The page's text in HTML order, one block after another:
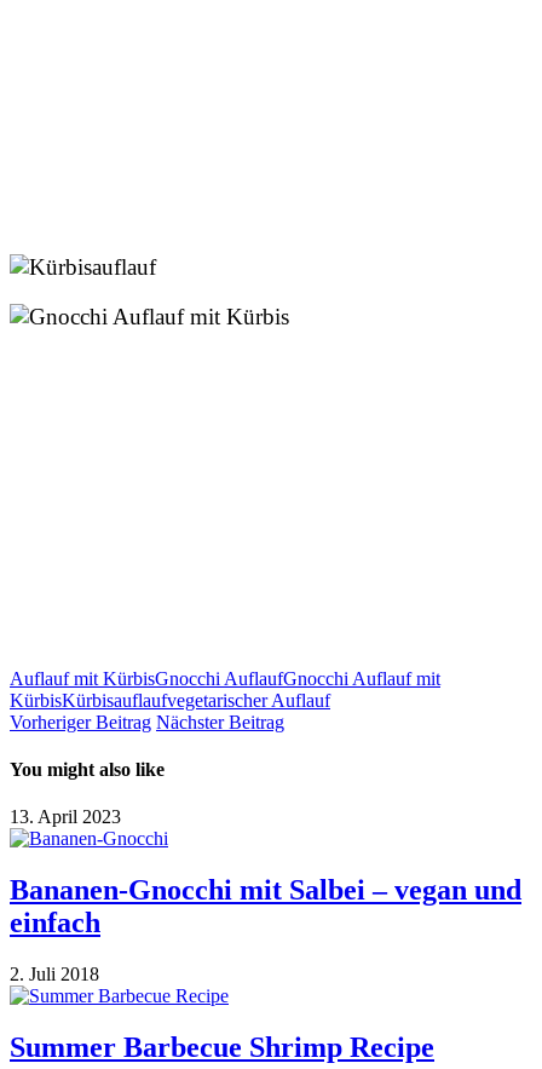
Auflauf mit KürbisGnocchi AuflaufGnocchi Auflauf mit
KürbisKürbisauflaufvegetarischer Auflauf
Vorheriger Beitrag Nächster Beitrag
You might also like
13. April 2023
Bananen-Gnocchi mit Salbei – vegan und
einfach
2. Juli 2018
Summer Barbecue Shrimp Recipe